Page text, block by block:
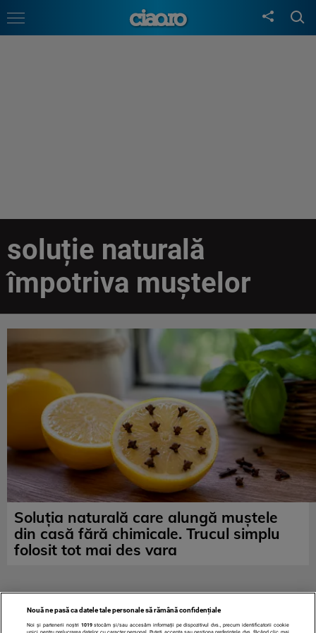
soluție naturală
împotriva muștelor
Soluția naturală care alungă muștele
din casă fără chimicale. Trucul simplu
folosit tot mai des vara
Nouă ne pasă ca datele tale personale să rămână confidențiale
Noi și partenerii noștri 1019stocăm și/sau accesăm informații pe dispozitivul dvs., precum identificatorii cookie
unici pentru prelucrarea datelor cu caracter personal. Puteți accepta sau gestiona preferințele dvs. făcând clic mai